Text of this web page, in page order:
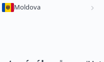
Moldova